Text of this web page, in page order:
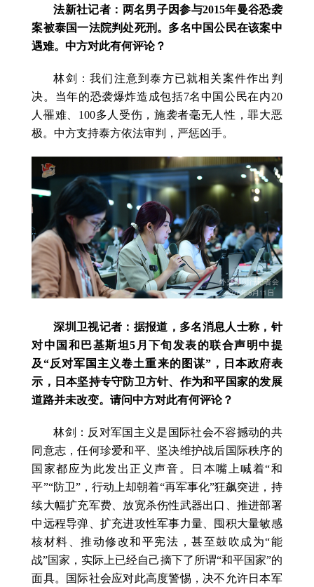
法新社记者：两名男子因参与2015年曼谷恐袭
案被泰国一法院判处死刑。多名中国公民在该案中
遇难。中方对此有何评论？
林剑：我们注意到泰方已就相关案件作出判
决。当年的恐袭爆炸造成包括7名中国公民在内20
人罹难、100多人受伤，施袭者毫无人性，罪大恶
极。中方支持泰方依法审判，严惩凶手。
深圳卫视记者：据报道，多名消息人士称，针
对中国和巴基斯坦5月下旬发表的联合声明中提
及“反对军国主义卷土重来的图谋”，日本政府表
示，日本坚持专守防卫方针、作为和平国家的发展
道路并未改变。请问中方对此有何评论？
林剑：反对军国主义是国际社会不容撼动的共
同意志，任何珍爱和平、坚决维护战后国际秩序的
国家都应为此发出正义声音。日本嘴上喊着“和
平”“防卫”，行动上却朝着“再军事化”狂飙突进，持
续大幅扩充军费、放宽杀伤性武器出口、推进部署
中远程导弹、扩充进攻性军事力量、囤积大量敏感
核材料、推动修改和平宪法，甚至鼓吹成为“能
战”国家，实际上已经自己摘下了所谓“和平国家”的
面具。国际社会应对此高度警惕，决不允许日本军